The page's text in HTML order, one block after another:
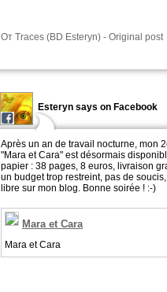
От Traces (BD Esteryn) - Original post
Esteryn says on Facebook
Après un an de travail nocturne, mon
"Mara et Cara" est désormais
papier : 38 pages, 8 euros, livraison
un budget trop restreint, pas de
libre sur mon blog. Bonne soirée ! :-)
Mara et Cara
Mara et Cara